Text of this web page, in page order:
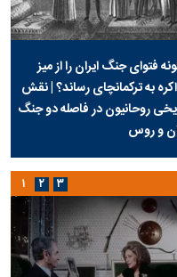
فتوای جنگ ایران را از میز
به ترکمانچای رساند؟ | نقش
روحانیون در فاصله دو جنگ
و روس
۱ ۲ ۳